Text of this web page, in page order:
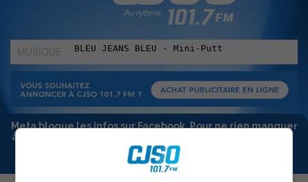
MUSIQUE
:
Meta bloque les infos sur Facebook. Pour ne rien manquer
à Sorel-Tracy et la région, abonne-toi à notre infolettre :